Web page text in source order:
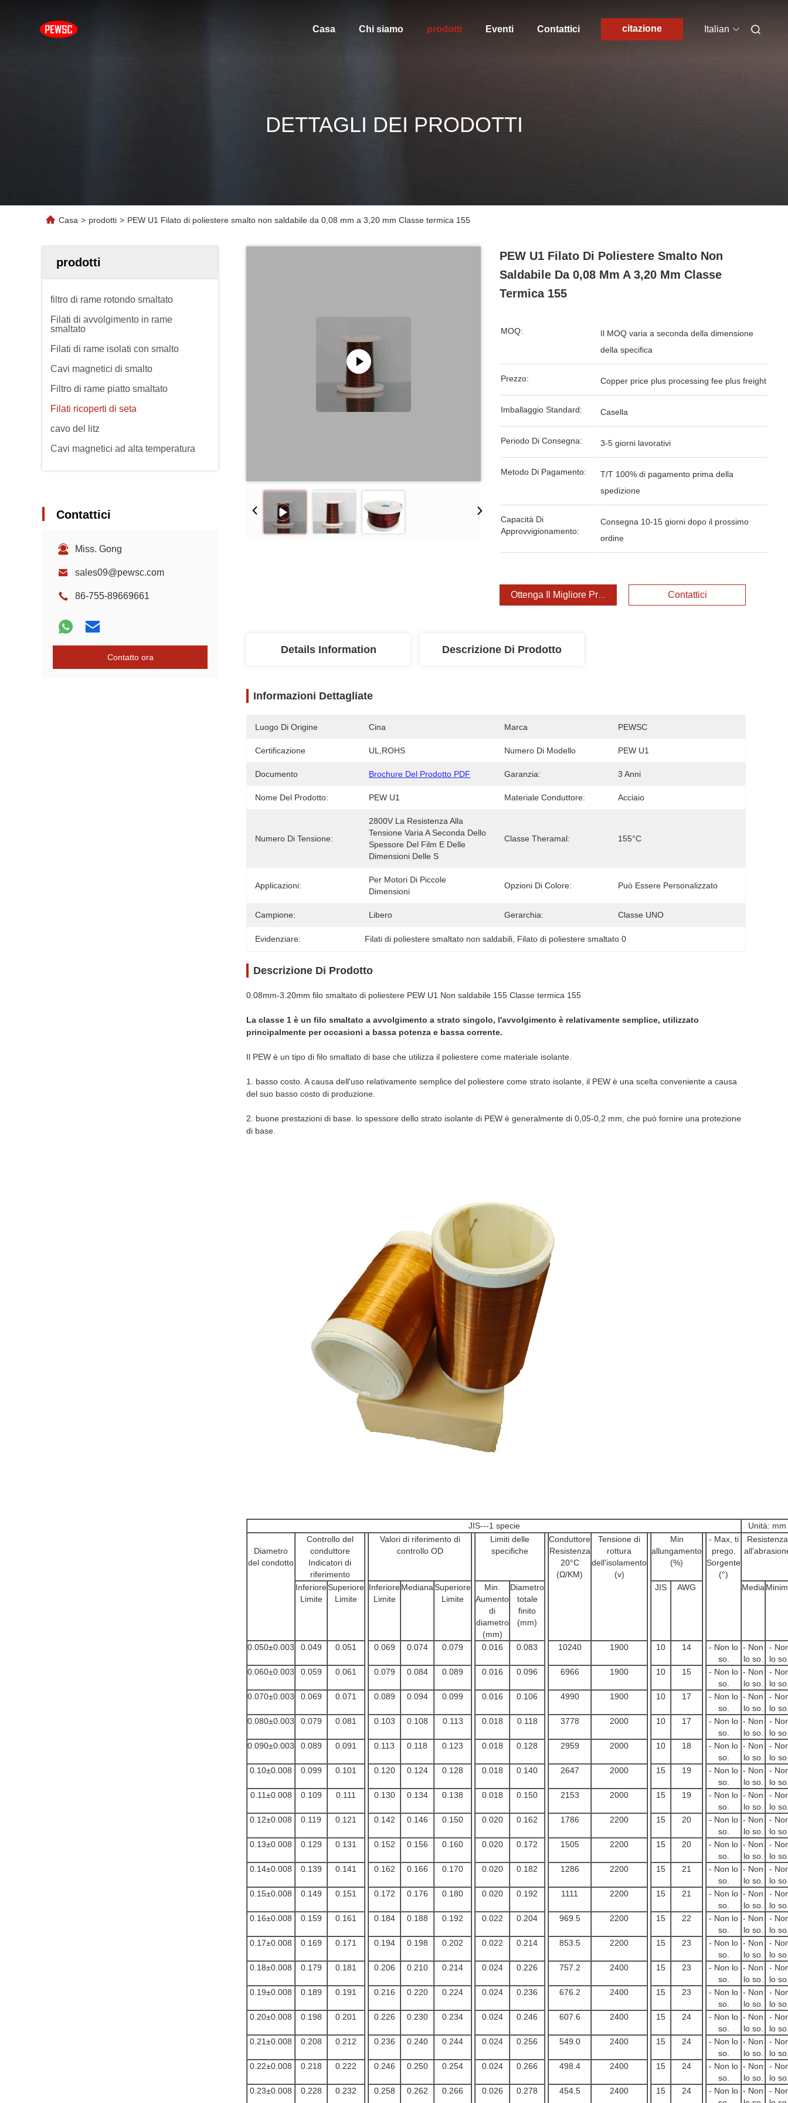
Casa Chi siamo prodotti Eventi Contattici citazione Italian
DETTAGLI DEI PRODOTTI
Casa > prodotti > PEW U1 Filato di poliestere smalto non saldabile da 0,08 mm a 3,20 mm Classe termica 155
prodotti
filtro di rame rotondo smaltato
Filati di avvolgimento in rame
smaltato
Filati di rame isolati con smalto
Cavi magnetici di smalto
Filtro di rame piatto smaltato
Filati ricoperti di seta
cavo del litz
Cavi magnetici ad alta temperatura
Contattici
Miss. Gong
sales09@pewsc.com
86-755-89669661
Contatto ora
PEW U1 Filato Di Poliestere Smalto Non
Saldabile Da 0,08 Mm A 3,20 Mm Classe
Termica 155
MOQ:
Il MOQ varia a seconda della dimensione
della specifica
Prezzo: Copper price plus processing fee plus freight
Imballaggio Standard: Casella
Periodo Di Consegna: 3-5 giorni lavorativi
Metodo Di Pagamento:
T/T 100% di pagamento prima della
spedizione
Capacità Di
Approvvigionamento:
Consegna 10-15 giorni dopo il prossimo
ordine
Ottenga Il Migliore Prezzo Contattici
Details Information Descrizione Di Prodotto
Informazioni Dettagliate
Luogo Di Origine Cina Marca PEWSC
Certificazione UL,ROHS Numero Di Modello PEW U1
Documento Brochure Del Prodotto PDF Garanzia: 3 Anni
Nome Del Prodotto: PEW U1 Materiale Conduttore: Acciaio
Numero Di Tensione:
2800V La Resistenza Alla
Tensione Varia A Seconda Dello
Spessore Del Film E Delle
Dimensioni Delle S
Classe Theramal: 155°C
Applicazioni:
Per Motori Di Piccole
Dimensioni
Opzioni Di Colore: Può Essere Personalizzato
Campione: Libero Gerarchia: Classe UNO
Evidenziare: Filati di poliestere smaltato non saldabili Filato di poliestere smaltato 0
Descrizione Di Prodotto
0.08mm-3.20mm filo smaltato di poliestere PEW U1 Non saldabile 155 Classe termica 155
La classe 1 è un filo smaltato a avvolgimento a strato singolo, l'avvolgimento è relativamente semplice, utilizzato
principalmente per occasioni a bassa potenza e bassa corrente.
Il PEW è un tipo di filo smaltato di base che utilizza il poliestere come materiale isolante.
1. basso costo. A causa dell'uso relativamente semplice del poliestere come strato isolante, il PEW è una scelta conveniente a causa
del suo basso costo di produzione.
2. buone prestazioni di base. lo spessore dello strato isolante di PEW è generalmente di 0,05-0,2 mm, che può fornire una protezione
di base.
JIS---1 specie Unità: mm
Diametro
del condotto
Controllo del
conduttore
Indicatori di
riferimento
Valori di riferimento di
controllo OD
Limiti delle
specifiche
Conduttore
Resistenza
20°C
(Ω/KM)
Tensione di
rottura
dell'isolamento
(v)
Min
allungamento
(%)
- Max, ti
prego.
Sorgente
(°)
Resistenza
Inferiore
Limite
Superiore
Limite
Inferiore
Limite
MedianaSuperiore
Limite
Min.
Aumento
di
diametro
(mm)
Diametro
totale
finito
(mm)
JIS AWG Media
0.050±0.003 0.049 0.051 0.069 0.074 0.079 0.016 0.083 10240 1900 10 14
- Non lo
so.
- Non
lo so.
-
lo
0.060±0.003
0.059 0.061 0.079 0.084 0.089 0.016 0.096 6966 1900 10 15
- Non lo
so.
- Non
lo so.
-
lo
0.070±0.003
0.069 0.071 0.089 0.094 0.099 0.016 0.106 4990 1900 10 17
- Non lo
so.
- Non
lo so.
-
lo
0.080±0.003
0.079 0.081 0.103 0.108 0.113 0.018 0.118 3778 2000 10 17
- Non lo
so.
- Non
lo so.
-
lo
0.090±0.003
0.089 0.091 0.113 0.118 0.123 0.018 0.128 2959 2000 10 18
- Non lo
so.
- Non
lo so.
-
lo
0.10±0.008
0.099 0.101 0.120 0.124 0.128 0.018 0.140 2647 2000 15 19
- Non lo
so.
- Non
lo so.
-
lo
0.11±0.008
0.109 0.111 0.130 0.134 0.138 0.018 0.150 2153 2000 15 19
- Non lo
so.
- Non
lo so.
-
lo
0.12±0.008
0.119 0.121 0.142 0.146 0.150 0.020 0.162 1786 2200 15 20
- Non lo
so.
- Non
lo so.
-
lo
0.13±0.008
0.129 0.131 0.152 0.156 0.160 0.020 0.172 1505 2200 15 20
- Non lo
so.
- Non
lo so.
-
lo
0.14±0.008
0.139 0.141 0.162 0.166 0.170 0.020 0.182 1286 2200 15 21
- Non lo
so.
- Non
lo so.
-
lo
0.15±0.008
0.149 0.151 0.172 0.176 0.180 0.020 0.192 1111 2200 15 21
- Non lo
so.
- Non
lo so.
-
lo
0.16±0.008
0.159 0.161 0.184 0.188 0.192 0.022 0.204 969.5 2200 15 22
- Non lo
so.
- Non
lo so.
-
lo
0.17±0.008
0.169 0.171 0.194 0.198 0.202 0.022 0.214 853.5 2200 15 23
- Non lo
so.
- Non
lo so.
-
lo
0.18±0.008
0.179 0.181 0.206 0.210 0.214 0.024 0.226 757.2 2400 15 23
- Non lo
so.
- Non
lo so.
-
lo
0.19±0.008
0.189 0.191 0.216 0.220 0.224 0.024 0.236 676.2 2400 15 23
- Non lo
so.
- Non
lo so.
-
lo
0.20±0.008
0.198 0.201 0.226 0.230 0.234 0.024 0.246 607.6 2400 15 24
- Non lo
so.
- Non
lo so.
-
lo
0.21±0.008
0.208 0.212 0.236 0.240 0.244 0.024 0.256 549.0 2400 15 24
- Non lo
so.
- Non
lo so.
-
lo
0.22±0.008
0.218 0.222 0.246 0.250 0.254 0.024 0.266 498.4 2400 15 24
- Non lo
so.
- Non
lo so.
-
lo
0.23±0.008
0.228 0.232 0.258 0.262 0.266 0.026 0.278 454.5 2400 15 24
- Non lo - Non
-